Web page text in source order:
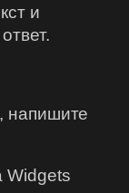
и
напишите
Widgets